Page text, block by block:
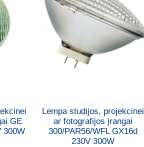
GE
300W
Lempa studijos, projekcinei
ar fotografijos įrangai
300/PAR56/WFL GX16d
230V 300W